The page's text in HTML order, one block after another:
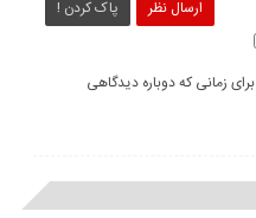
ارسال نظر پاک کردن !
زمانی که دوباره دیدگاهی